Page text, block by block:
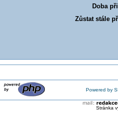
Doba
Zůstat stále
Powered by
Stránka